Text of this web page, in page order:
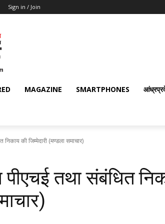
Sign in / Join
MAGAZINE SMARTPHONES
की जिम्मेदारी (मण्‍डला समाचार)
तथा संबंधित